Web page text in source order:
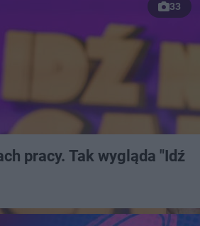
33
pracy. Tak wygląda "Idź